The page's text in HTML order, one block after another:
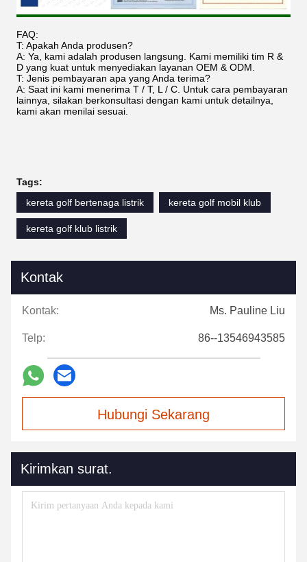
FAQ:
T: Apakah Anda produsen?
A: Ya, kami adalah produsen langsung. Kami memiliki tim R &
D yang kuat untuk menyediakan layanan OEM & ODM.
T: Jenis pembayaran apa yang Anda terima?
A: Saat ini kami menerima T / T, L / C. Untuk cara pembayaran
lainnya, silakan berkonsultasi dengan kami untuk detailnya,
kami akan menilai sesuai.
Tags:
kereta golf bertenaga listrik
kereta golf mobil klub
kereta golf klub listrik
Kontak
Kontak: Ms. Pauline Liu
Telp: 86--13546943585
Hubungi Sekarang
Kirimkan surat.